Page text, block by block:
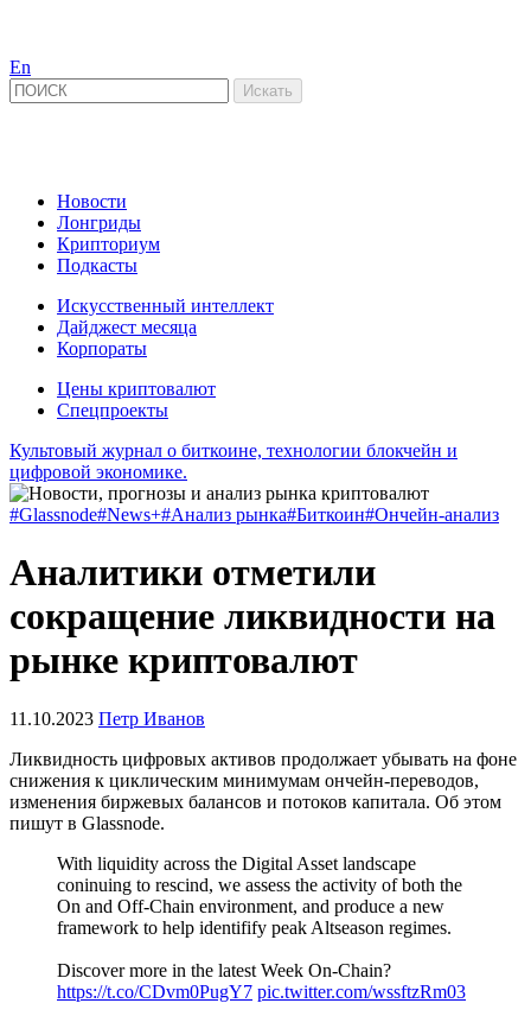
En
Новости
Лонгриды
Крипториум
Подкасты
Искусственный интеллект
Дайджест месяца
Корпораты
Цены криптовалют
Спецпроекты
Культовый журнал о биткоине, технологии блокчейн и
цифровой экономике.
#Glassnode#News+#Анализ рынка#Биткоин#Ончейн-анализ
Аналитики отметили
сокращение ликвидности на
рынке криптовалют
11.10.2023 Петр Иванов
Ликвидность цифровых активов продолжает убывать на фоне
снижения к циклическим минимумам ончейн-переводов,
изменения биржевых балансов и потоков капитала. Об этом
пишут в Glassnode.
With liquidity across the Digital Asset landscape
coninuing to rescind, we assess the activity of both the
On and Off-Chain environment, and produce a new
framework to help identifify peak Altseason regimes.
Discover more in the latest Week On-Chain?
https://t.co/CDvm0PugY7 pic.twitter.com/wssftzRm03